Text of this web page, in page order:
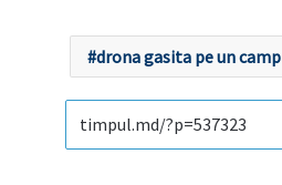
drona gasita pe un camp